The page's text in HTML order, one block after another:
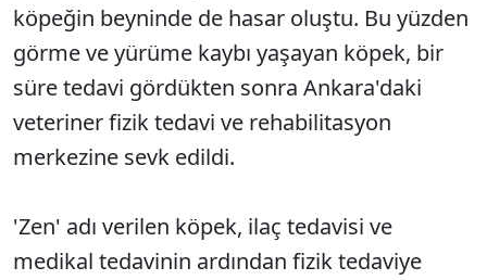
köpeğin beyninde de hasar oluştu. Bu yüzden
görme ve yürüme kaybı yaşayan köpek, bir
süre tedavi gördükten sonra Ankara'daki
veteriner fizik tedavi ve rehabilitasyon
merkezine sevk edildi.
'Zen' adı verilen köpek, ilaç tedavisi ve
medikal tedavinin ardından fizik tedaviye